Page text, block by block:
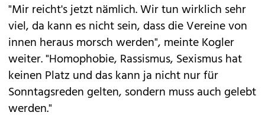
"Mir reicht's jetzt nämlich. Wir tun wirklich sehr
viel, da kann es nicht sein, dass die Vereine von
innen heraus morsch werden", meinte Kogler
weiter. "Homophobie, Rassismus, Sexismus hat
keinen Platz und das kann ja nicht nur für
Sonntagsreden gelten, sondern muss auch gelebt
werden."